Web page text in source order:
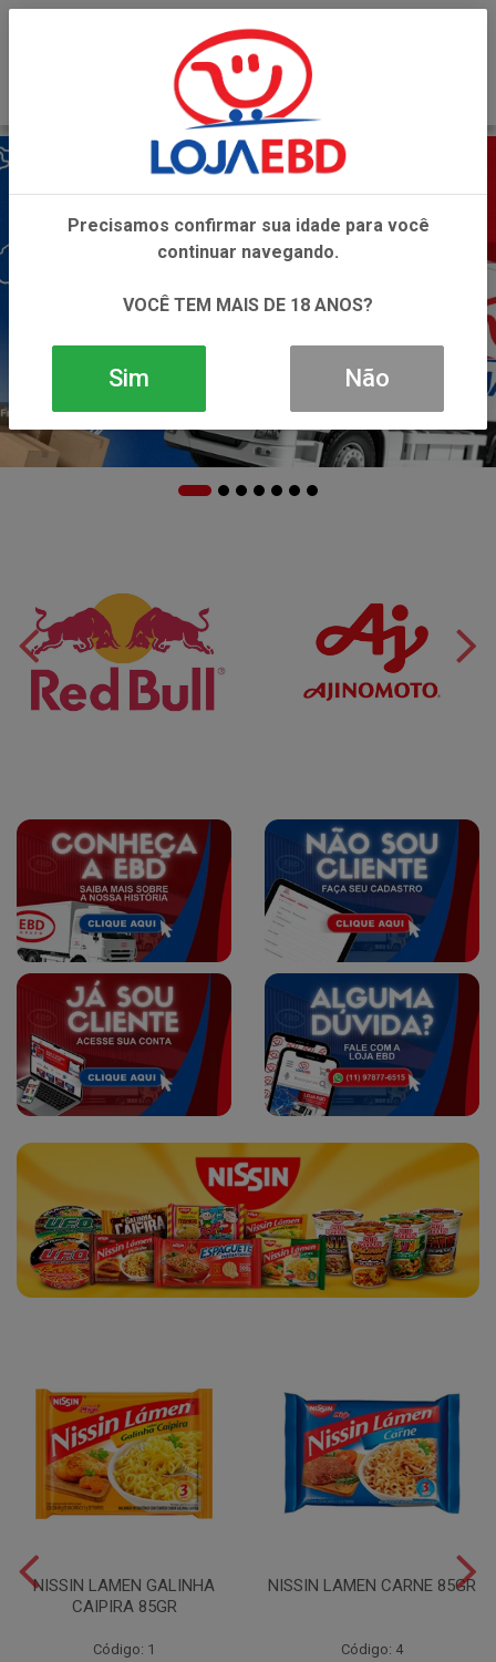
NISSIN LAMEN GALINHA
CAIPIRA 85GR
Código: 1
NISSIN LAMEN CARNE 85GR
Código: 4
Precisamos confirmar sua idade para você
continuar navegando.
VOCÊ TEM MAIS DE 18 ANOS?
Sim Não